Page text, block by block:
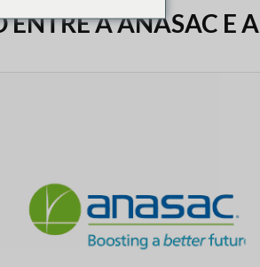
A ANASAC E A